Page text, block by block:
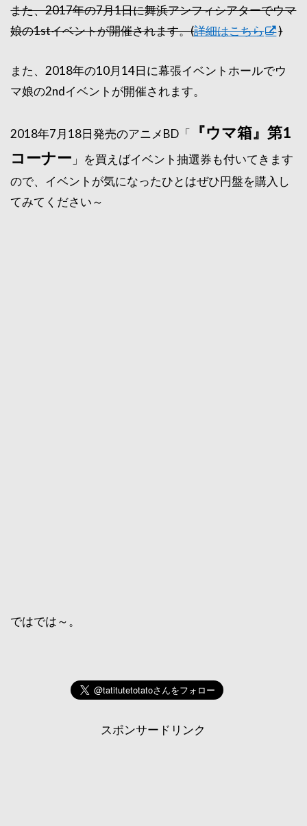
また、2017年の7月1日に舞浜アンフィシアターでウマ
娘の1stイベントが開催されます。(詳細はこちら )
また、2018年の10月14日に幕張イベントホールでウ
マ娘の2ndイベントが開催されます。
2018年7月18日発売のアニメBD「
『ウマ箱』第1
コーナー 」を買えばイベント抽選券も付いてきます
ので、イベントが気になったひとはぜひ円盤を購入し
てみてください～
ではでは～。
スポンサードリンク